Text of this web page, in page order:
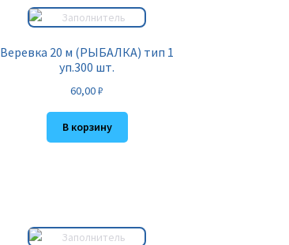
Веревка 20 м (РЫБАЛКА) тип 1
уп.300 шт.
60,00₽
В корзину